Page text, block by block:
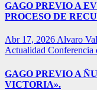
GAGO PREVIO A
PROCESO DE
Abr 17, 2026 Alvaro
Actualidad Conferencia
GAGO PREVIO A
VICTORIA».